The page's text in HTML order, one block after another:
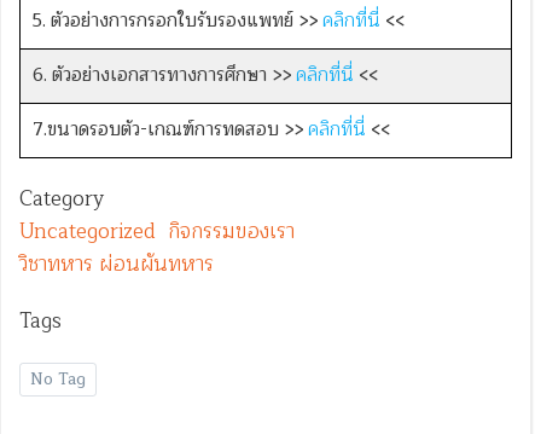
5. ตัวอย่างการกรอกใบรับรองแพทย์ >>คลิกที่นี่ <<
6. ตัวอย่างเอกสารทางการศึกษา >>คลิกที่นี่ <<
7.ขนาดรอบตัว-เกณฑ์การทดสอบ >>คลิกที่นี่ <<
Category
Uncategorized กิจกรรมของเรา
วิชาทหาร ผ่อนผันทหาร
Tags
No Tag